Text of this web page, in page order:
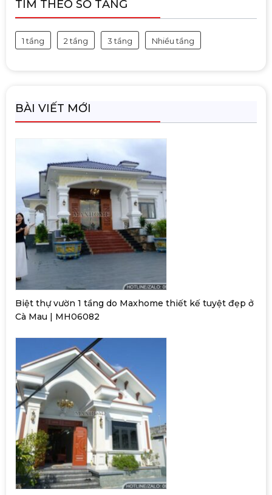
TÌM THEO SỐ TẦNG
1 tầng 2 tầng 3 tầng Nhiều tầng
BÀI VIẾT MỚI
Biệt thự vườn 1 tầng do Maxhome thiết kế tuyệt đẹp ở
Cà Mau | MH06082